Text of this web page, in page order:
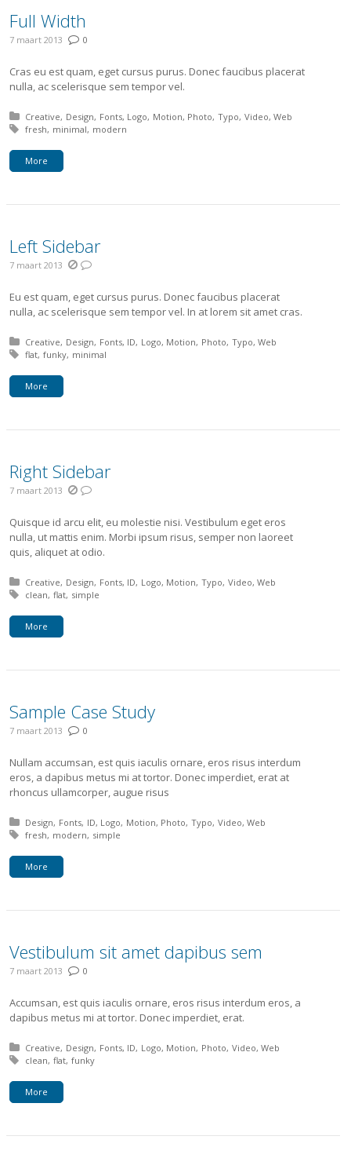
Full Width
7 maart 2013 0
Cras eu est quam, eget cursus purus. Donec faucibus placerat
nulla, ac scelerisque sem tempor vel.
Posted in:
Creative Design Fonts Logo Motion Photo Typo Video Web
Tagged with:
fresh minimal modern
More
Left Sidebar
7 maart 2013
Eu est quam, eget cursus purus. Donec faucibus placerat
nulla, ac scelerisque sem tempor vel. In at lorem sit amet cras.
Posted in:
Creative Design Fonts ID Logo Motion Photo Typo Web
Tagged with:
flat funky minimal
More
Right Sidebar
7 maart 2013
Quisque id arcu elit, eu molestie nisi. Vestibulum eget eros
nulla, ut mattis enim. Morbi ipsum risus, semper non laoreet
quis, aliquet at odio.
Posted in:
Creative Design Fonts ID Logo Motion Typo Video Web
Tagged with:
clean flat simple
More
Sample Case Study
7 maart 2013 0
Nullam accumsan, est quis iaculis ornare, eros risus interdum
eros, a dapibus metus mi at tortor. Donec imperdiet, erat at
rhoncus ullamcorper, augue risus
Posted in:
Design Fonts ID Logo Motion Photo Typo Video Web
Tagged with:
fresh modern simple
More
Vestibulum sit amet dapibus sem
7 maart 2013 0
Accumsan, est quis iaculis ornare, eros risus interdum eros, a
dapibus metus mi at tortor. Donec imperdiet, erat.
Posted in:
Creative Design Fonts ID Logo Motion Photo Video Web
Tagged with:
clean flat funky
More